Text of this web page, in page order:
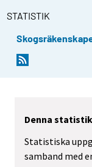
STATISTIK
Denna
Statistiska
samband med